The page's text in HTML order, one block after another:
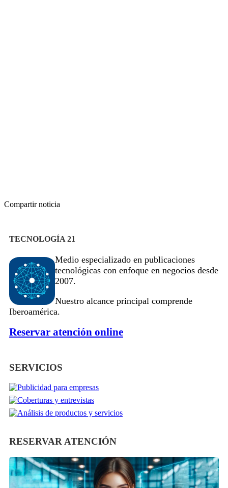
Compartir noticia
TECNOLOGÍA 21
Medio especializado en publicaciones
tecnológicas con enfoque en negocios desde
2007.
Nuestro alcance principal comprende
Iberoamérica.
Reservar atención online
SERVICIOS
RESERVAR ATENCIÓN